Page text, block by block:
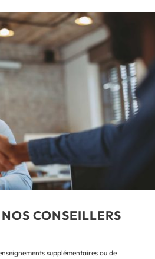
CONSEILLERS
supplémentaires ou de